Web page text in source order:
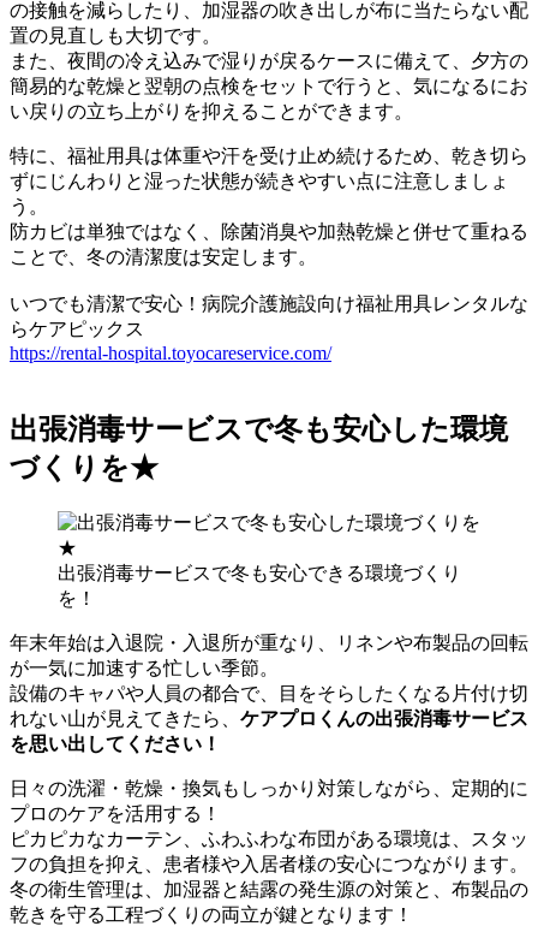
の接触を減らしたり、加湿器の吹き出しが布に当たらない配
置の見直しも大切です。
また、夜間の冷え込みで湿りが戻るケースに備えて、夕方の
簡易的な乾燥と翌朝の点検をセットで行うと、気になるにお
い戻りの立ち上がりを抑えることができます。
特に、福祉用具は体重や汗を受け止め続けるため、乾き切ら
ずにじんわりと湿った状態が続きやすい点に注意しましょ
う。
防カビは単独ではなく、除菌消臭や加熱乾燥と併せて重ねる
ことで、冬の清潔度は安定します。
いつでも清潔で安心！病院介護施設向け福祉用具レンタルな
らケアピックス
https://rental-hospital.toyocareservice.com/
出張消毒サービスで冬も安心した環境
づくりを★
出張消毒サービスで冬も安心できる環境づくり
を！
年末年始は入退院・入退所が重なり、リネンや布製品の回転
が一気に加速する忙しい季節。
設備のキャパや人員の都合で、目をそらしたくなる片付け切
れない山が見えてきたら、 ケアプロくんの出張消毒サービス
を思い出してください！
日々の洗濯・乾燥・換気もしっかり対策しながら、定期的に
プロのケアを活用する！
ピカピカなカーテン、ふわふわな布団がある環境は、スタッ
フの負担を抑え、患者様や入居者様の安心につながります。
冬の衛生管理は、加湿器と結露の発生源の対策と、布製品の
乾きを守る工程づくりの両立が鍵となります！